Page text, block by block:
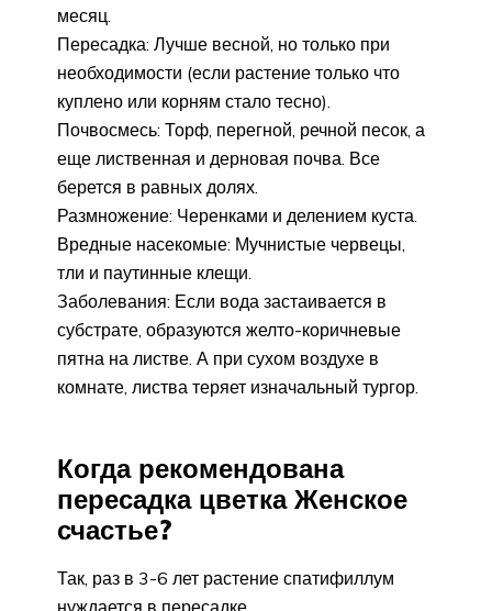
месяц.
Пересадка: Лучше весной, но только при
необходимости (если растение только что
куплено или корням стало тесно).
Почвосмесь: Торф, перегной, речной песок, а
еще лиственная и дерновая почва. Все
берется в равных долях.
Размножение: Черенками и делением куста.
Вредные насекомые: Мучнистые червецы,
тли и паутинные клещи.
Заболевания: Если вода застаивается в
субстрате, образуются желто-коричневые
пятна на листве. А при сухом воздухе в
комнате, листва теряет изначальный тургор.
Когда рекомендована
пересадка цветка Женское
счастье?
Так, раз в 3-6 лет растение спатифиллум
нуждается в пересадке.